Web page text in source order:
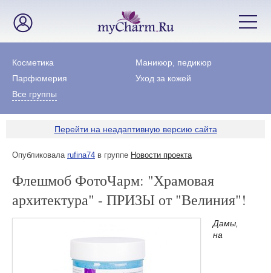
Косметика
Маникюр, педикюр
Парфюмерия
Уход за кожей
Все группы
Перейти на неадаптивную версию сайта
Опубликовала rufina74 в группе Новости проекта
Флешмоб ФотоЧарм: "Храмовая
архитектура" - ПРИЗЫ от "Велиния"!
Дамы,
на